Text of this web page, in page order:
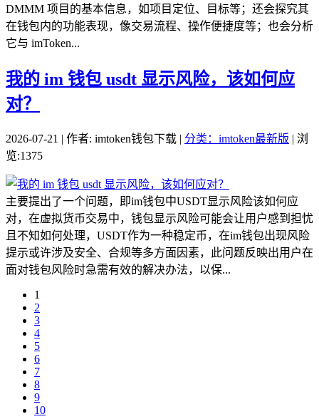
DMMM 项目的基本信息，如项目定位、目标等；还会探究其
在钱包内的功能表现，像交易流程、操作便捷度等；也会分析
它与 imToken...
我的 im 钱包 usdt 显示风险，该如何应
对？
2026-07-21 | 作者: imtoken钱包下载 | 分类：imtoken最新版 | 浏
览:1375
主要提出了一个问题，即im钱包中USDT显示风险该如何应
对，在虚拟货币交易中，钱包显示风险可能会让用户感到担忧
且不知如何处理，USDT作为一种稳定币，在im钱包出现风险
提示或许涉及安全、合规等多方面因素，此问题反映出用户在
面对钱包风险时急需有效的解决办法，以保...
1
2
3
4
5
6
7
8
9
10